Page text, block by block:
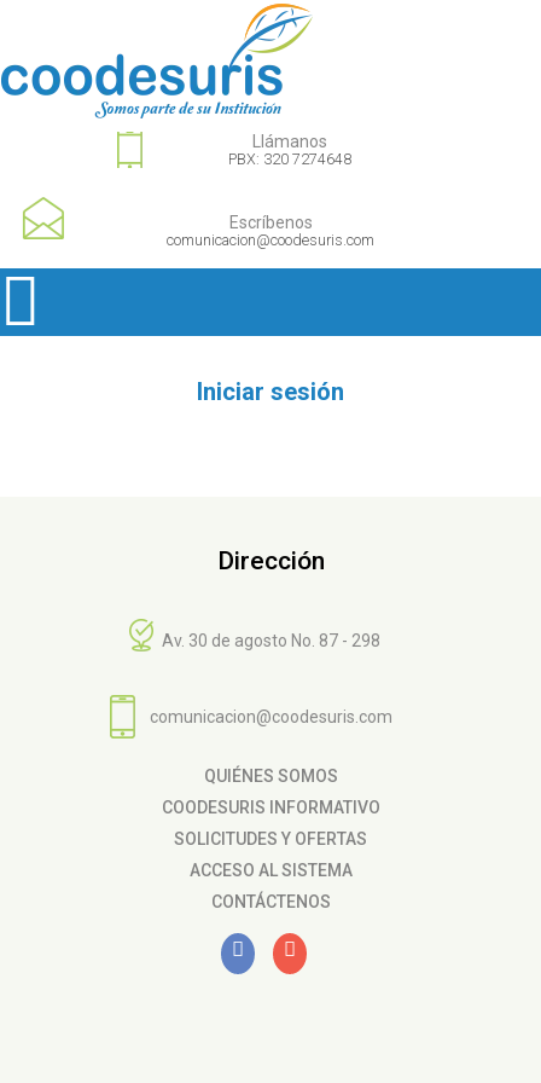
Llámanos
PBX: 320 7274648
Escríbenos
comunicacion@coodesuris.com
Iniciar sesión
Dirección
Av. 30 de agosto No. 87 - 298
comunicacion@coodesuris.com
QUIÉNES SOMOS
COODESURIS INFORMATIVO
SOLICITUDES Y OFERTAS
ACCESO AL SISTEMA
CONTÁCTENOS